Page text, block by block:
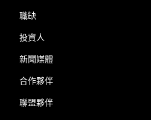
職缺
投資人
新聞媒體
合作夥伴
聯盟夥伴